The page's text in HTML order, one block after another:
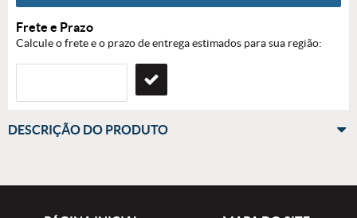
Frete e Prazo
Calcule o frete e o prazo de entrega estimados para sua região:
DESCRIÇÃO DO PRODUTO